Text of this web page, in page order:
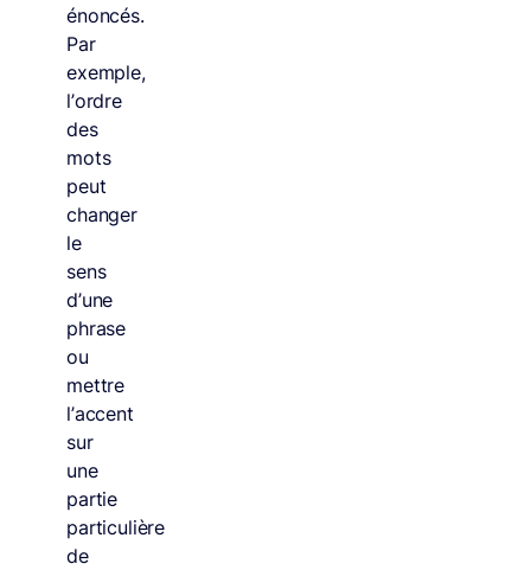
énoncés.
Par
exemple,
l’ordre
des
mots
peut
changer
le
sens
d’une
phrase
ou
mettre
l’accent
sur
une
partie
particulière
de